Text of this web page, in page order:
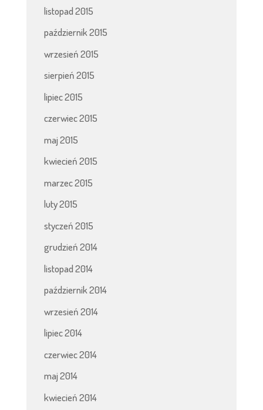
listopad 2015
październik 2015
wrzesień 2015
sierpień 2015
lipiec 2015
czerwiec 2015
maj 2015
kwiecień 2015
marzec 2015
luty 2015
styczeń 2015
grudzień 2014
listopad 2014
październik 2014
wrzesień 2014
lipiec 2014
czerwiec 2014
maj 2014
kwiecień 2014